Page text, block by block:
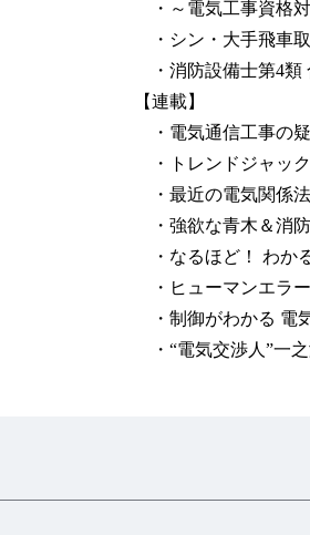
・～電気工事資格
・シン・大手飛車
・消防設備士第4類
【連載】
・電気通信工事の疑
・トレンドジャッ
・最近の電気関係法
・強欲な青木＆消
・なるほど！ わか
・ヒューマンエラ
・制御がわかる 電
・“電気交渉人”一